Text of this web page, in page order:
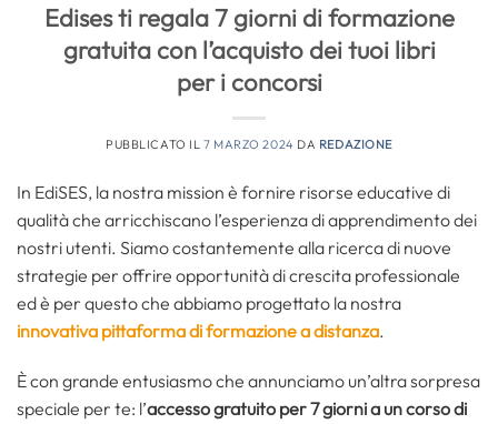
Edises ti regala 7 giorni di formazione
gratuita con l’acquisto dei tuoi libri
per i concorsi
PUBBLICATO IL 7 MARZO 2024 DA REDAZIONE
In EdiSES, la nostra mission è fornire risorse educative di
qualità che arricchiscano l’esperienza di apprendimento dei
nostri utenti. Siamo costantemente alla ricerca di nuove
strategie per offrire opportunità di crescita professionale
ed è per questo che abbiamo progettato la nostra
innovativa pittaforma di formazione a distanza.
È con grande entusiasmo che annunciamo un’altra sorpresa
speciale per te: l’accesso gratuito per 7 giorni a un corso di